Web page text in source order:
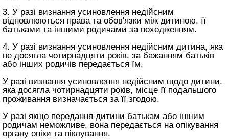
3. У разі визнання усиновлення недійсним
відновлюються права та обов'язки між дитиною, її
батьками та іншими родичами за походженням.
4. У разі визнання усиновлення недійсним дитина, яка
не досягла чотирнадцяти років, за бажанням батьків
або інших родичів передається їм.
У разі визнання усиновлення недійсним щодо дитини,
яка досягла чотирнадцяти років, місце її подальшого
проживання визначається за її згодою.
У разі якщо передання дитини батькам або іншим
родичам неможливе, вона передається на опікування
органу опіки та піклування.